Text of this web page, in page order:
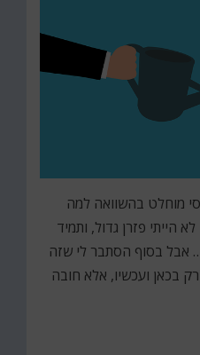
מוחלט בהשוואה למה
הייתי פזרן גדול, ותמיד
אבל בסוף הסתבר לי שזה
בכאן ועכשיו, אלא חובה